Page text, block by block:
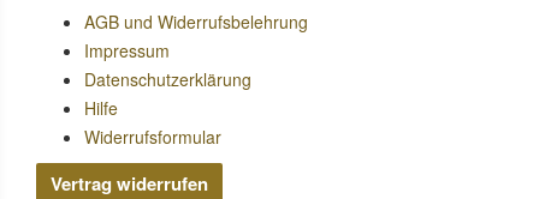
AGB und Widerrufsbelehrung
Impressum
Datenschutzerklärung
Hilfe
Widerrufsformular
Vertrag widerrufen